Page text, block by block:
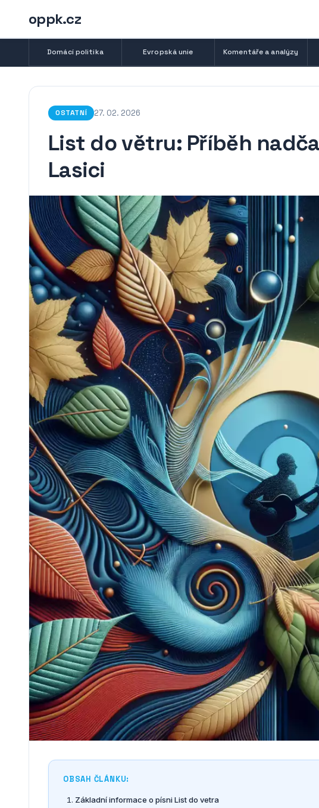
oppk.cz
Domácí politika Evropská unie Komentáře a analýzy
OSTATNÍ 27. 02. 2026
List do větru: Příběh
Lasici
OBSAH ČLÁNKU:
Základní informace o písni List do vetra